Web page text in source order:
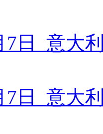
7日 意大
7日 意大